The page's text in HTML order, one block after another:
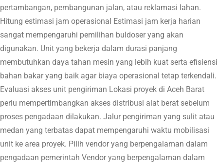
pertambangan, pembangunan jalan, atau reklamasi lahan.
Hitung estimasi jam operasional Estimasi jam kerja harian
sangat mempengaruhi pemilihan buldoser yang akan
digunakan. Unit yang bekerja dalam durasi panjang
membutuhkan daya tahan mesin yang lebih kuat serta efisiensi
bahan bakar yang baik agar biaya operasional tetap terkendali.
Evaluasi akses unit pengiriman Lokasi proyek di Aceh Barat
perlu mempertimbangkan akses distribusi alat berat sebelum
proses pengadaan dilakukan. Jalur pengiriman yang sulit atau
medan yang terbatas dapat mempengaruhi waktu mobilisasi
unit ke area proyek. Pilih vendor yang berpengalaman dalam
pengadaan pemerintah Vendor yang berpengalaman dalam